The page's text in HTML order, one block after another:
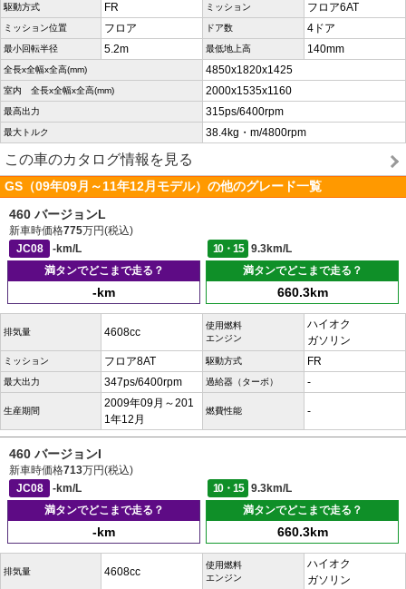
駆動方式 FR ミッション フロア6AT
ミッション位置 フロア ドア数 4ドア
最小回転半径 5.2m 最低地上高 140mm
全長x全幅x全高(mm) 4850x1820x1425
室内 全長x全幅x全高(mm) 2000x1535x1160
最高出力 315ps/6400rpm
最大トルク 38.4kg・m/4800rpm
この車のカタログ情報を見る
GS（09年09月～11年12月モデル）の他のグレード一覧
460 バージョンL
新車時価格775万円(税込)
JC08
-km/L 10・15
9.3km/L
満タンでどこまで走る？
-km
満タンでどこまで走る？
660.3km
排気量 4608cc
使用燃料
エンジン
ハイオク
ガソリン
ミッション フロア8AT 駆動方式 FR
最大出力 347ps/6400rpm 過給器（ターボ） -
生産期間
2009年09月～201
1年12月
燃費性能 -
460 バージョンI
新車時価格713万円(税込)
JC08
-km/L 10・15
9.3km/L
満タンでどこまで走る？
-km
満タンでどこまで走る？
660.3km
排気量 4608cc
使用燃料
エンジン
ハイオク
ガソリン